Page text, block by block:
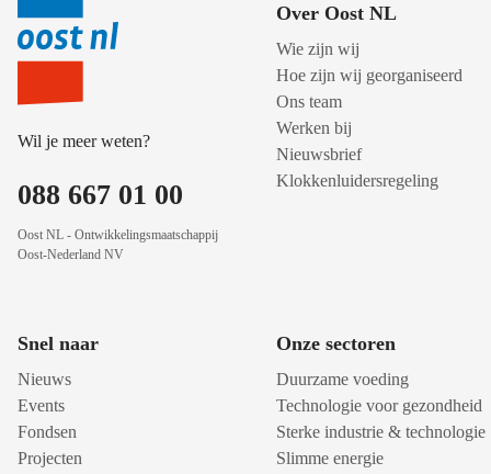
Wil je meer weten?
088 667 01 00
Oost NL - Ontwikkelingsmaatschappij
Oost-Nederland NV
Over Oost NL
Wie zijn wij
Hoe zijn wij georganiseerd
Ons team
Werken bij
Nieuwsbrief
Klokkenluidersregeling
Snel naar
Nieuws
Events
Fondsen
Projecten
Onze sectoren
Duurzame voeding
Technologie voor gezondheid
Sterke industrie & technologie
Slimme energie